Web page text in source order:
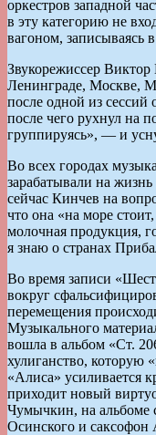
оркестров западной
в эту категорию не
вагоном, записываясь
Звукорежиссер Виктор
Ленинграде, Москве,
после одной из сессий
после чего рухнул на
группируясь», — и
Во всех городах
зарабатывали на
сейчас Кинчев на
что она «на море
молочная продукция,
я знаю о странах
Во время записи
вокруг
перемещения
Музыкального
вошла в альбом «Ст.
хулиганство, которую
«Алиса» усиливается
приходит новый
Чумычкин, на
Осинского и саксофон